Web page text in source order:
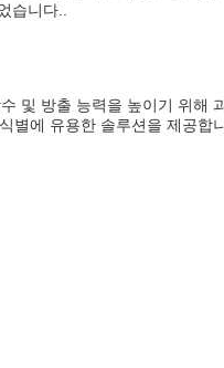
습니다..
및 방출 능력을 높이기 위해
별에 유용한 솔루션을 제공합